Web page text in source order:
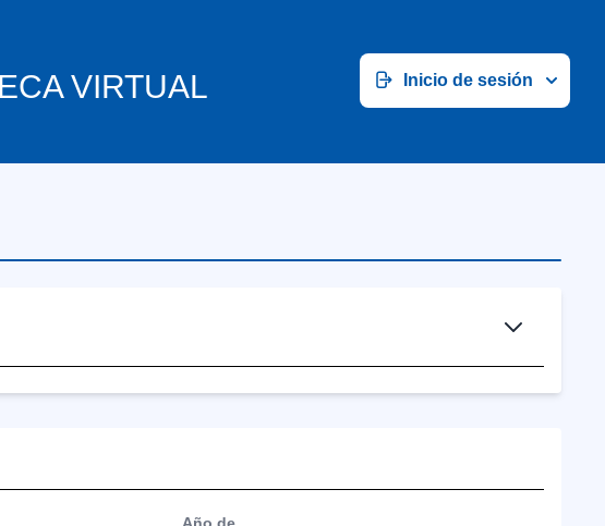
VIRTUAL Inicio de sesión